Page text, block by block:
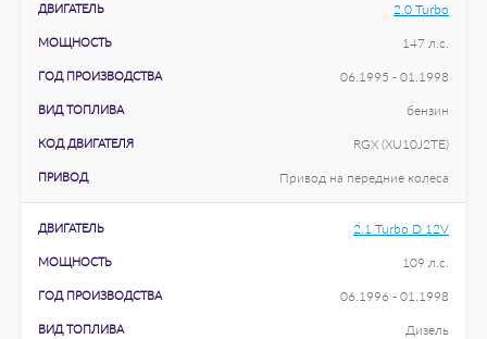
ДВИГАТЕЛЬ 2.0 Turbo
МОЩНОСТЬ 147 л.с.
ГОД ПРОИЗВОДСТВА 06.1995 - 01.1998
ВИД ТОПЛИВА бензин
КОД ДВИГАТЕЛЯ RGX (XU10J2TE)
ПРИВОД Привод на передние колеса
ДВИГАТЕЛЬ 2.1 Turbo D 12V
МОЩНОСТЬ 109 л.с.
ГОД ПРОИЗВОДСТВА 06.1996 - 01.1998
ВИД ТОПЛИВА Дизель